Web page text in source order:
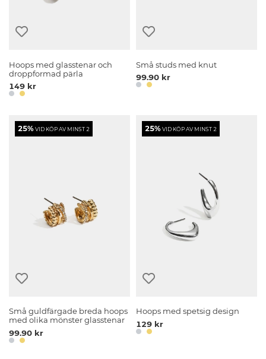
Hoops med glasstenar och
droppformad pärla
149 kr
Små studs med knut
99.90 kr
25%VID KÖP AV MINST 2
Små guldfärgade breda hoops
med olika mönster glasstenar
99.90 kr
25%VID KÖP AV MINST 2
Hoops med spetsig design
129 kr